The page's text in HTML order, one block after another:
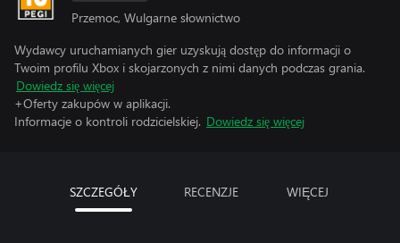
Przemoc, Wulgarne słownictwo
Wydawcy uruchamianych gier uzyskują dostęp do informacji o
Twoim profilu Xbox i skojarzonych z nimi danych podczas grania.
Dowiedz się więcej
+Oferty zakupów w aplikacji.
Informacje o kontroli rodzicielskiej. Dowiedz się więcej
SZCZEGÓŁY RECENZJE WIĘCEJ